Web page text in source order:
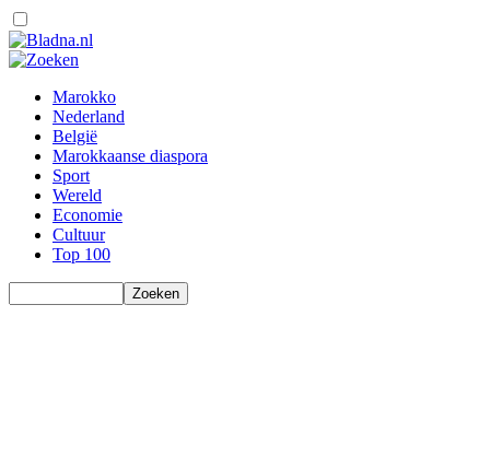
Marokko
Nederland
België
Marokkaanse diaspora
Sport
Wereld
Economie
Cultuur
Top 100